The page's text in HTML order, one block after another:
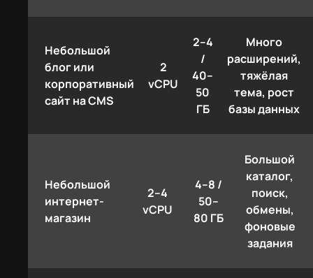
Небольшой
блог или
корпоративный
сайт на CMS
2
vCPU
2–4
/
40–
50
ГБ
Много
расширений,
тяжёлая
тема, рост
базы данных
Небольшой
интернет-
магазин
2–4
vCPU
4–8 /
50–
80 ГБ
Большой
каталог,
поиск,
обмены,
фоновые
задания